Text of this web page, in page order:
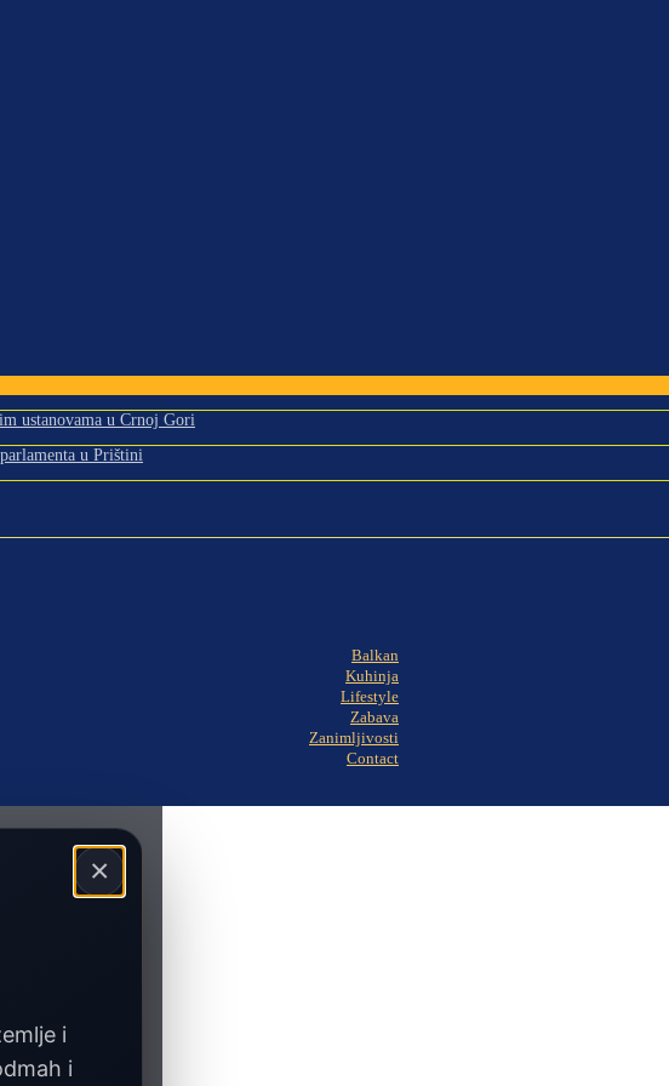
ustanovama u Crnoj Gori
u Prištini
Balkan
Kuhinja
Lifestyle
Zabava
Zanimljivosti
Contact
×
i
i